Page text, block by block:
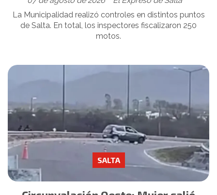
La Municipalidad realizó controles en distintos puntos
de Salta. En total, los inspectores fiscalizaron 250
motos.
SALTA